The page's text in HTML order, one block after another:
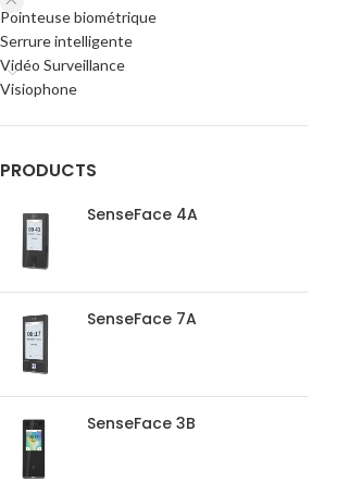
Pointeuse biométrique
Serrure intelligente
Vidéo Surveillance
Visiophone
PRODUCTS
SenseFace 4A
SenseFace 7A
SenseFace 3B